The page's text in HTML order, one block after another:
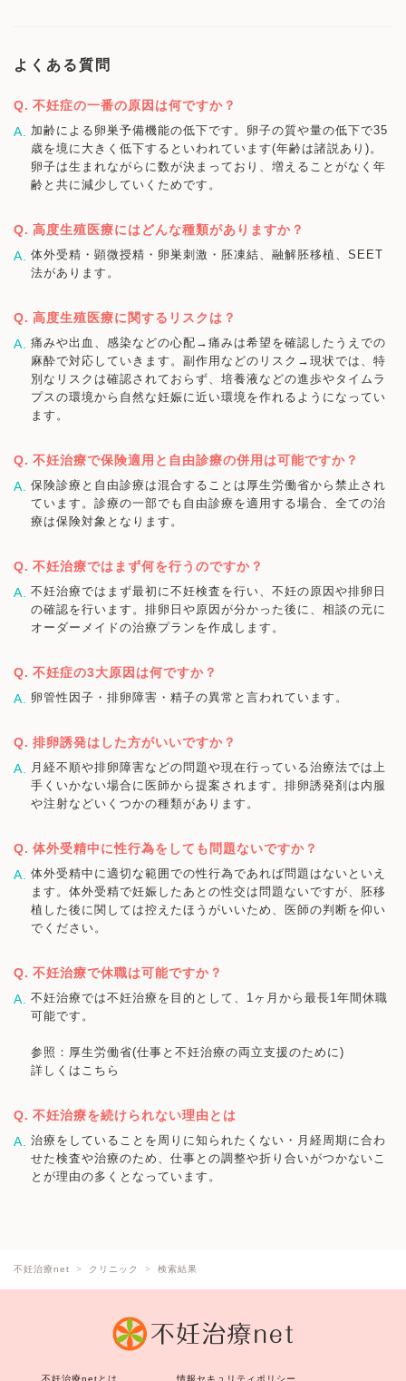
よくある質問
不妊症の一番の原因は何ですか？
加齢による卵巣予備機能の低下です。卵子の質や量の低下で35
歳を境に大きく低下するといわれています(年齢は諸説あり)。
卵子は生まれながらに数が決まっており、増えることがなく年
齢と共に減少していくためです。
高度生殖医療にはどんな種類がありますか？
体外受精・顕微授精・卵巣刺激・胚凍結、融解胚移植、SEET
法があります。
高度生殖医療に関するリスクは？
痛みや出血、感染などの心配→痛みは希望を確認したうえでの
麻酔で対応していきます。副作用などのリスク→現状では、特
別なリスクは確認されておらず、培養液などの進歩やタイムラ
プスの環境から自然な妊娠に近い環境を作れるようになってい
ます。
不妊治療で保険適用と自由診療の併用は可能ですか？
保険診療と自由診療は混合することは厚生労働省から禁止され
ています。診療の一部でも自由診療を適用する場合、全ての治
療は保険対象となります。
不妊治療ではまず何を行うのですか？
不妊治療ではまず最初に不妊検査を行い、不妊の原因や排卵日
の確認を行います。排卵日や原因が分かった後に、相談の元に
オーダーメイドの治療プランを作成します。
不妊症の3大原因は何ですか？
卵管性因子・排卵障害・精子の異常と言われています。
排卵誘発はした方がいいですか？
月経不順や排卵障害などの問題や現在行っている治療法では上
手くいかない場合に医師から提案されます。排卵誘発剤は内服
や注射などいくつかの種類があります。
体外受精中に性行為をしても問題ないですか？
体外受精中に適切な範囲での性行為であれば問題はないといえ
ます。体外受精で妊娠したあとの性交は問題ないですが、胚移
植した後に関しては控えたほうがいいため、医師の判断を仰い
でください。
不妊治療で休職は可能ですか？
不妊治療では不妊治療を目的として、1ヶ月から最長1年間休職
可能です。
参照：厚生労働省(仕事と不妊治療の両立支援のために)
詳しくはこちら
不妊治療を続けられない理由とは
治療をしていることを周りに知られたくない・月経周期に合わ
せた検査や治療のため、仕事との調整や折り合いがつかないこ
とが理由の多くとなっています。
不妊治療net クリニック 検索結果
不妊治療netとは 情報セキュリティポリシー